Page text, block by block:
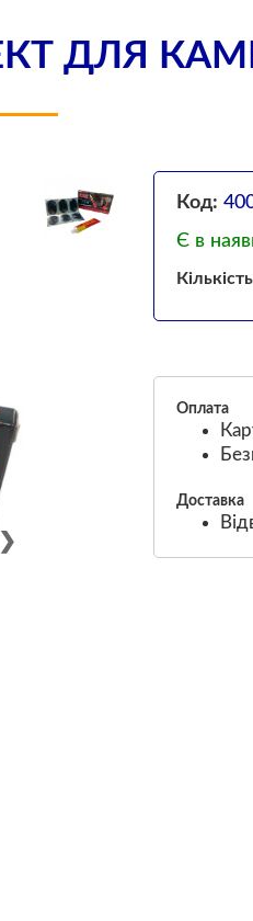
ДЛЯ
❯
Код:
Є в
Оплата
Доставка